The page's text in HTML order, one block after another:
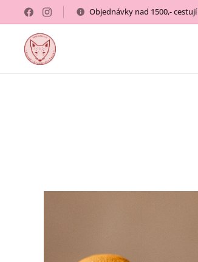
Objednávky nad 1500,- cestují